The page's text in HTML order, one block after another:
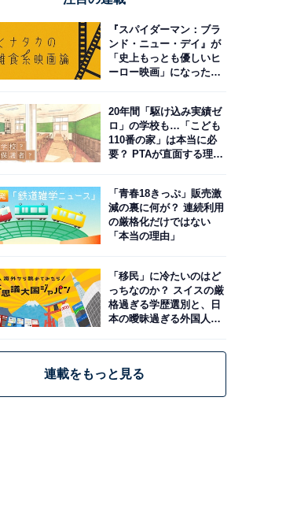
『スパイダーマン：ブラ
ンド・ニュー・デイ』が
「史上もっとも優しいヒ
ーロー映画」になった理
20年間「駆け込み実績ゼ
ロ」の学校も…「こども
110番の家」は本当に必
要？ PTAが直面する理想
「青春18きっぷ」販売激
減の裏に何が？ 連続利用
の厳格化だけではない
「本当の理由」
「移民」に冷たいのはど
っちなのか？ スイスの厳
格過ぎる学歴選別と、日
本の曖昧過ぎる外国人政
連載をもっと見る